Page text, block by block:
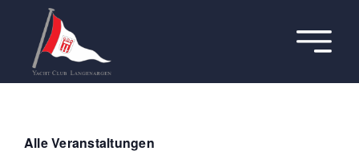
springen
Über uns
Termine
Alle Veranstaltungen